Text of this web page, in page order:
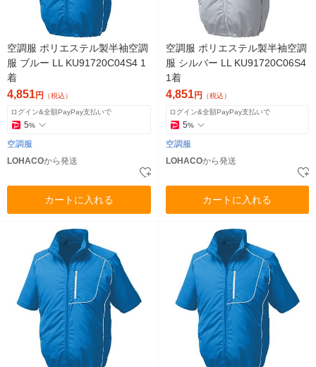
空調服 ポリエステル製半袖空調
服 ブルー LL KU91720C04S4 1
着
4,851円 （税込）
ログイン&全額PayPay支払いで
5%
空調服
LOHACOから発送
カートに入れる
空調服 ポリエステル製半袖空調
服 シルバー LL KU91720C06S4
1着
4,851円 （税込）
ログイン&全額PayPay支払いで
5%
空調服
LOHACOから発送
カートに入れる